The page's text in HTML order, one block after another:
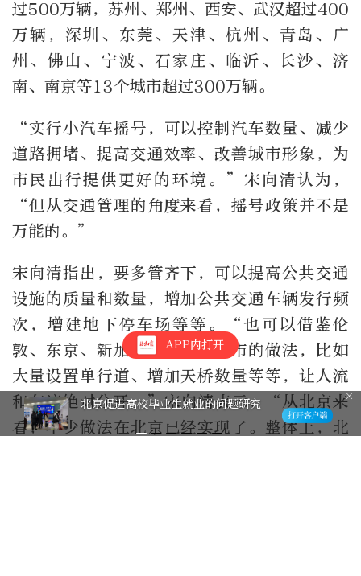
过500万辆，苏州、郑州、西安、武汉超过400
万辆，深圳、东莞、天津、杭州、青岛、广
州、佛山、宁波、石家庄、临沂、长沙、济
南、南京等13个城市超过300万辆。
“实行小汽车摇号，可以控制汽车数量、减少
道路拥堵、提高交通效率、改善城市形象，为
市民出行提供更好的环境。”宋向清认为，
“但从交通管理的角度来看，摇号政策并不是
万能的。”
宋向清指出，要多管齐下，可以提高公共交通
设施的质量和数量，增加公共交通车辆发行频
次，增建地下停车场等等。“也可以借鉴伦
敦、东京、新加坡等国际大都市的做法，比如
大量设置单行道、增加天桥数量等等，让人流
和车流绝对分开。”宋向清表示，“从北京来
看，不少做法在北京已经实现了。整体上，北
APP内打开
北京促进高校毕业生就业的问题研究